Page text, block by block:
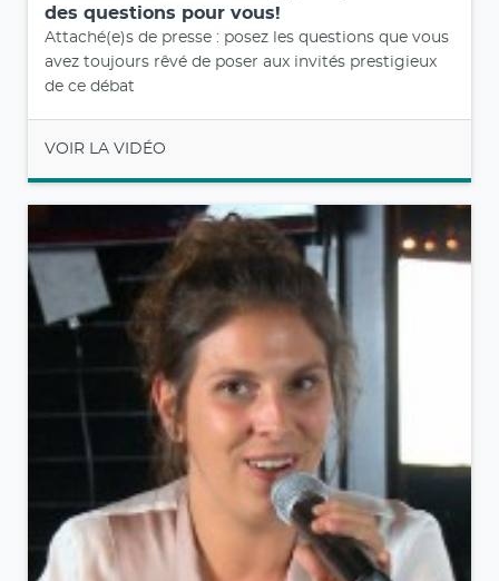
des questions pour vous!
Attaché(e)s de presse : posez les questions que vous
avez toujours rêvé de poser aux invités prestigieux
de ce débat
VOIR LA VIDÉO